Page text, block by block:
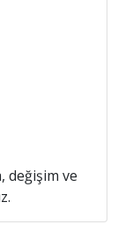
değişim ve